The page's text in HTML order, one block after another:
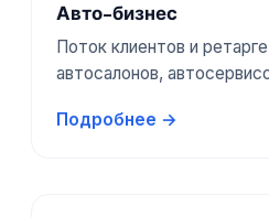
Авто-бизнес
Поток клиентов и
автосалонов,
Подробнее →